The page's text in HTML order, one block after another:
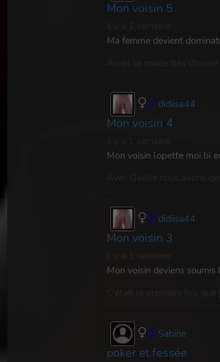
Mon voisin 5
Ma femme devient
didiisa44
Mon voisin 4
Mon voisin lopette moi bi
didiisa44
Mon voisin 3
Sabine
poker et fessée